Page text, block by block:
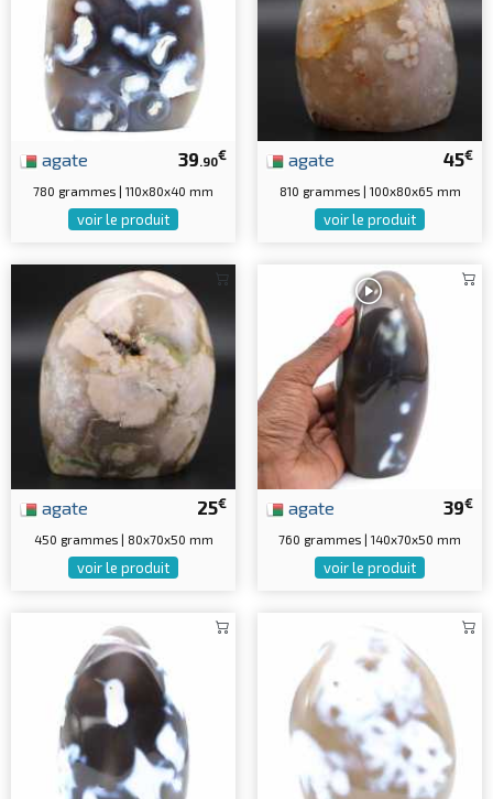
39.90€
agate
780 grammes | 110x80x40 mm
voir le produit
45€
agate
810 grammes | 100x80x65 mm
voir le produit
25€
agate
450 grammes | 80x70x50 mm
voir le produit
39€
agate
760 grammes | 140x70x50 mm
voir le produit